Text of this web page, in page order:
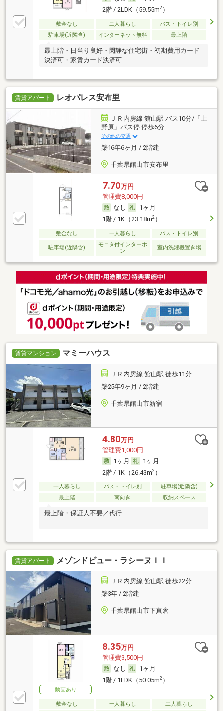
2階 / 2LDK（59.55m2）
敷金なし 二人暮らし
バス・トイレ別
駐車場(近隣含)
インターネット無料 最上階
最上階・日当り良好・閑静な住宅街・初期費用カード
決済可・家賃カード決済可
賃貸アパート レオパレス安布里
ＪＲ内房線 館山駅 バス10分/「上
野原」バス停 停歩6分
その他の交通
築16年6ヶ月 / 2階建
千葉県館山市安布里
7.70万円
管理費8,000円
なし
1ヶ月
1階 / 1K（23.18m2）
敷金なし 一人暮らし バス・トイレ別
駐車場(近隣含)
モニタ付インターホ
ン
室内洗濯機置き場
賃貸マンション マミーハウス
ＪＲ内房線 館山駅 徒歩11分
築25年9ヶ月 / 2階建
千葉県館山市新宿
4.80万円
管理費1,000円
1ヶ月
1ヶ月
2階 / 1K（26.43m2）
一人暮らし バス・トイレ別
駐車場(近隣含)
最上階
南向き 収納スペース
最上階・保証人不要／代行
賃貸アパート メゾンドビュー・ラシーヌＩＩ
ＪＲ内房線 館山駅 徒歩22分
築3年 / 2階建
千葉県館山市下真倉
動画あり
8.35万円
管理費3,500円
なし
1ヶ月
1階 / 1LDK（50.05m2）
敷金なし 一人暮らし 二人暮らし